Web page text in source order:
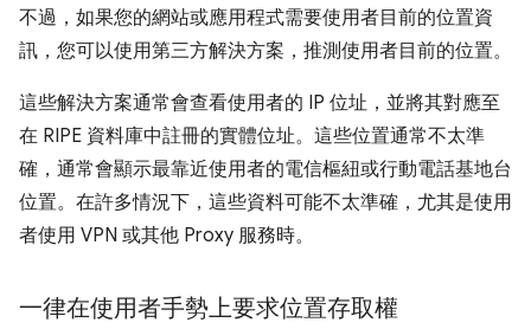
不過，如果您的網站或應用程式需要使用者目前的位置資
訊，您可以使用第三方解決方案，推測使用者目前的位置。
這些解決方案通常會查看使用者的 IP 位址，並將其對應至
在 RIPE 資料庫中註冊的實體位址。這些位置通常不太準
確，通常會顯示最靠近使用者的電信樞紐或行動電話基地台
位置。在許多情況下，這些資料可能不太準確，尤其是使用
者使用 VPN 或其他 Proxy 服務時。
一律在使用者手勢上要求位置存取權